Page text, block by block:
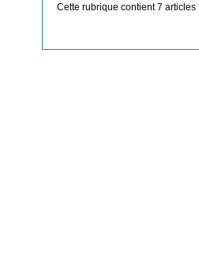
Cette rubrique contient 7 articles